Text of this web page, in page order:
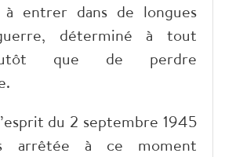
entrer dans de longues
déterminé à tout
que de perdre
du 2 septembre 1945
arrêtée à ce moment